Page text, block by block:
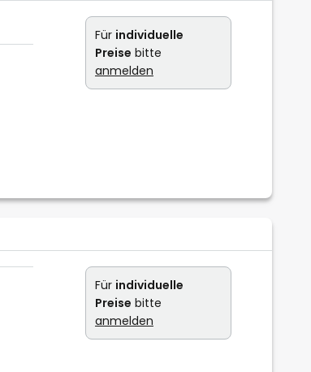
Für individuelle
Preise bitte
anmelden
Für individuelle
Preise bitte
anmelden